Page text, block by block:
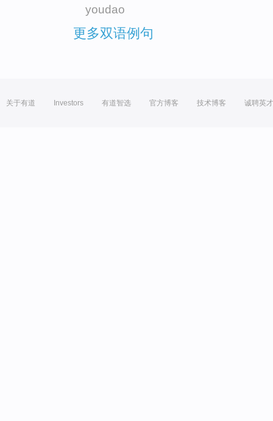
youdao
更多双语例句
关于有道 Investors 有道智选 官方博客 技术博客 诚聘英才